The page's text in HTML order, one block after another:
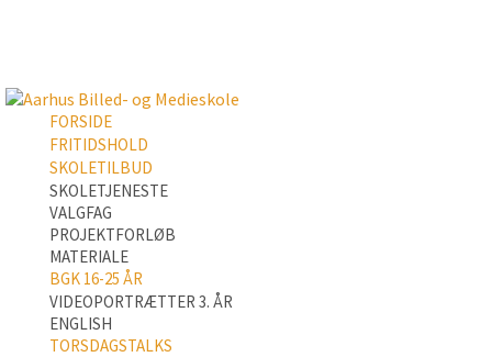
FORSIDE
FRITIDSHOLD
SKOLETILBUD
SKOLETJENESTE
VALGFAG
PROJEKTFORLØB
MATERIALE
BGK 16-25 ÅR
VIDEOPORTRÆTTER 3. ÅR
ENGLISH
TORSDAGSTALKS